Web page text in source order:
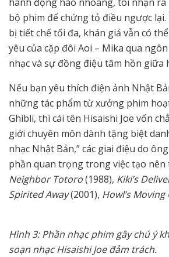
bộ phim để chứng tỏ điều ngược
bị tiết chế tối đa, khán giả vẫn có
yêu của cặp đôi Aoi – Mika qua
nhạc và sự đồng điệu tâm hồn giữa
Nếu bạn yêu thích điện ảnh Nhật
những tác phẩm từ xưởng phim
Ghibli, thì cái tên Hisaishi Joe vốn
giới chuyên môn dành tặng biệt
nhạc Nhật Bản,” các giai điệu do
phần quan trọng trong việc tạo nên
Neighbor Totoro(1988), Kiki’s
Spirited Away(2001), Howl’s Moving
Hình 3: Phần nhạc phim gây chú ý
soạn nhạc Hisaishi Joe đảm trách.